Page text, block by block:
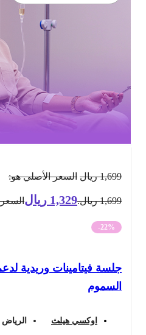
1,699 ريال السعر الأصلي هو:
1,699 ريال. 1,329 ريالالسعر الحالي
-22%
جلسة فيتامينات وريدية
السموم
اوكسي هيلث الرياض